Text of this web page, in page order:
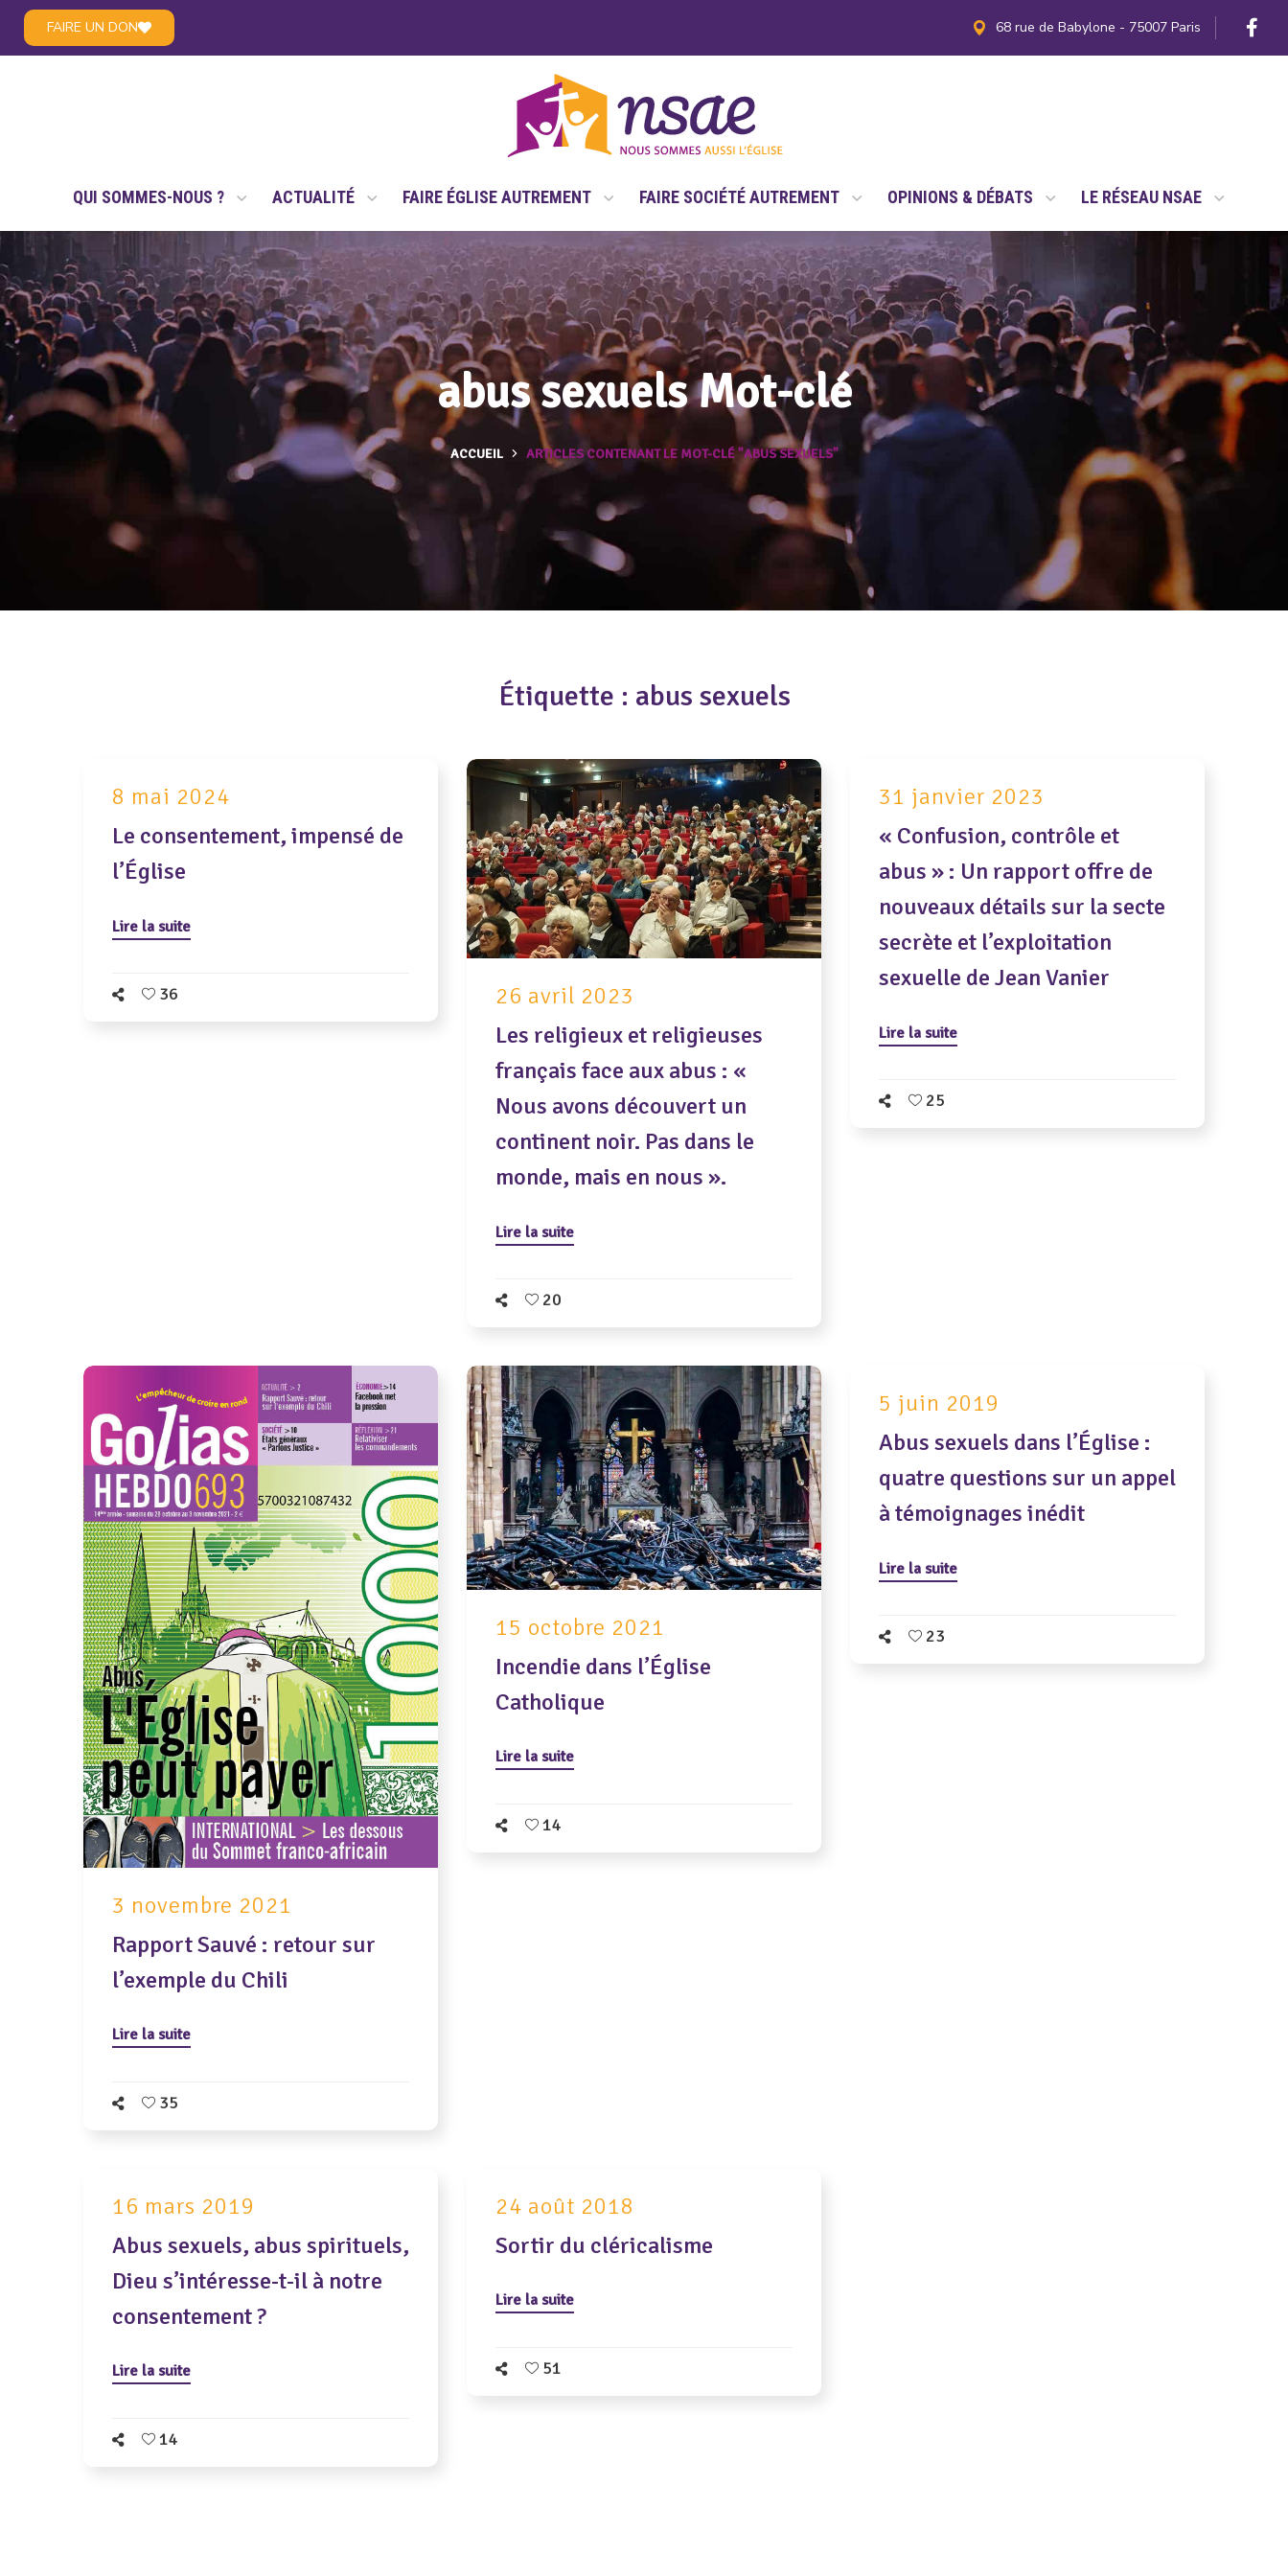
FAIRE UN DON 68 rue de Babylone - 75007 Paris
QUI SOMMES-NOUS ? ACTUALITÉ FAIRE ÉGLISE AUTREMENT FAIRE SOCIÉTÉ AUTREMENT OPINIONS & DÉBATS LE RÉSEAU NSAE
LE RÉSEAU NSAE
abus sexuels Mot-clé
ACCUEIL ARTICLES CONTENANT LE MOT-CLÉ "ABUS SEXUELS"
Étiquette : abus sexuels
8 mai 2024
Le consentement, impensé de
l’Église
Lire la suite
36
26 avril 2023
Les religieux et religieuses
français face aux abus : «
Nous avons découvert un
continent noir. Pas dans le
monde, mais en nous ».
Lire la suite
20
31 janvier 2023
« Confusion, contrôle et
abus » : Un rapport offre de
nouveaux détails sur la secte
secrète et l’exploitation
sexuelle de Jean Vanier
Lire la suite
25
3 novembre 2021
Rapport Sauvé : retour sur
l’exemple du Chili
Lire la suite
35
15 octobre 2021
Incendie dans l’Église
Catholique
Lire la suite
14
5 juin 2019
Abus sexuels dans l’Église :
quatre questions sur un appel
à témoignages inédit
Lire la suite
23
16 mars 2019
Abus sexuels, abus spirituels,
Dieu s’intéresse-t-il à notre
consentement ?
Lire la suite
14
24 août 2018
Sortir du cléricalisme
Lire la suite
51